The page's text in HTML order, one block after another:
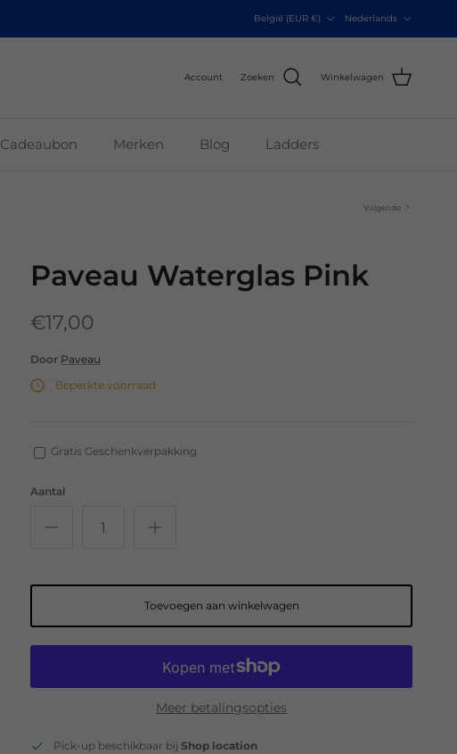
België (EUR €)
Nederlands
Account Zoeken Winkelwagen
Cadeaubon Merken Blog Ladders
Volgende
Paveau Waterglas Pink
€17,00
Door Paveau
Beperkte voorraad
Gratis Geschenkverpakking
Aantal
Toevoegen aan winkelwagen
Meer betalingsopties
Pick-up beschikbaar bijShop location